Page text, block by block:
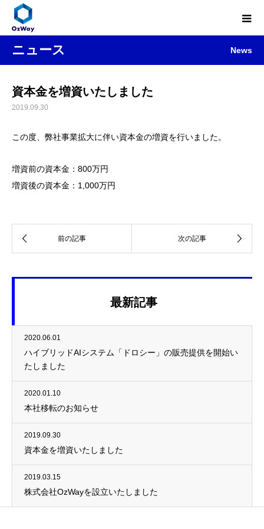
ニュース News
資本金を増資いたしました
2019.09.30
この度、弊社事業拡大に伴い資本金の増資を行いました。
増資前の資本金：800万円
増資後の資本金：1,000万円
最新記事
2020.06.01
ハイブリッドAIシステム「ドロシー」の販売提供を開始い
たしました
2020.01.10
本社移転のお知らせ
2019.09.30
資本金を増資いたしました
2019.03.15
株式会社OzWayを設立いたしました